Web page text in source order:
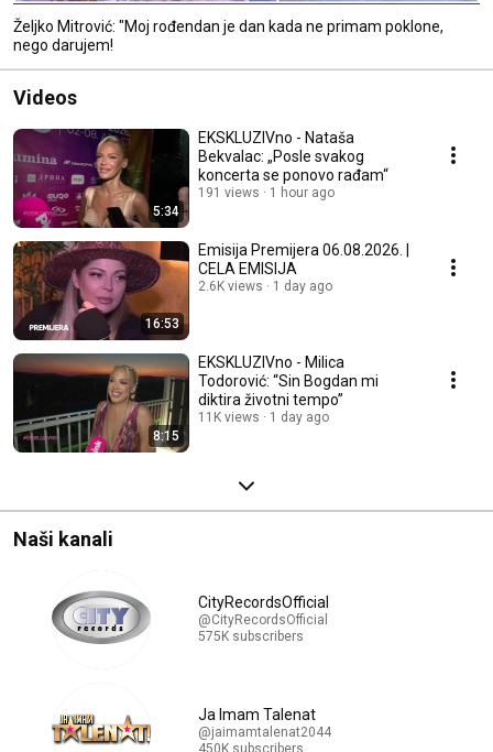
Željko Mitrović: "Moj rođendan je dan kada ne primam poklone,
nego darujem!
Videos
5:34
EKSKLUZIVno - Nataša
Bekvalac: „Posle svakog
koncerta se ponovo rađam“
191 views 1 hour ago
16:53
Emisija Premijera 06.08.2026. |
CELA EMISIJA
2.6K views 1 day ago
8:15
EKSKLUZIVno - Milica
Todorović: “Sin Bogdan mi
diktira životni tempo”
11K views 1 day ago
Naši kanali
CityRecordsOfficial
@CityRecordsOfficial
575K subscribers
Ja Imam Talenat
@jaimamtalenat2044
450K subscribers